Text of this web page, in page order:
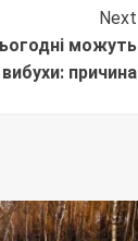
Next
можуть
причина